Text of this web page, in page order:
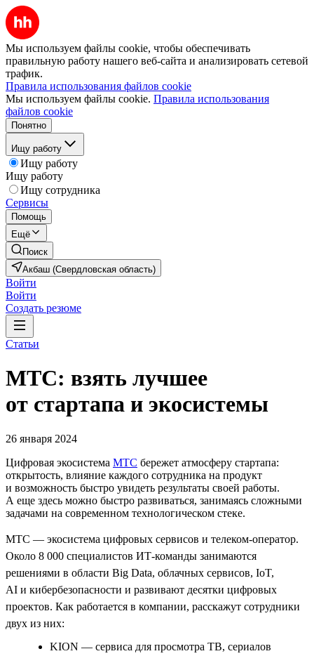
Мы используем файлы cookie, чтобы обеспечивать
правильную работу нашего веб-сайта и анализировать сетевой
трафик.
Правила использования файлов cookie
Мы используем файлы cookie. Правила использования
файлов cookie
Понятно
Ищу работу
Ищу работу
Ищу работу
Ищу сотрудника
Сервисы
Помощь
Ещё
Поиск
Акбаш (Свердловская область)
Войти
Войти
Создать резюме
Статьи
МТС: взять лучшее
от стартапа и экосистемы
26 января 2024
Цифровая экосистема МТС бережет атмосферу стартапа:
открытость, влияние каждого сотрудника на продукт
и возможность быстро увидеть результаты своей работы.
А еще здесь можно быстро развиваться, занимаясь сложными
задачами на современном технологическом стеке.
МТС — экосистема цифровых сервисов и телеком-оператор.
Около 8 000 специалистов ИТ-команды занимаются
решениями в области Big Data, облачных сервисов, IoT,
AI и кибербезопасности и развивают десятки цифровых
проектов. Как работается в компании, расскажут сотрудники
двух из них:
KION — сервиса для просмотра ТВ, сериалов